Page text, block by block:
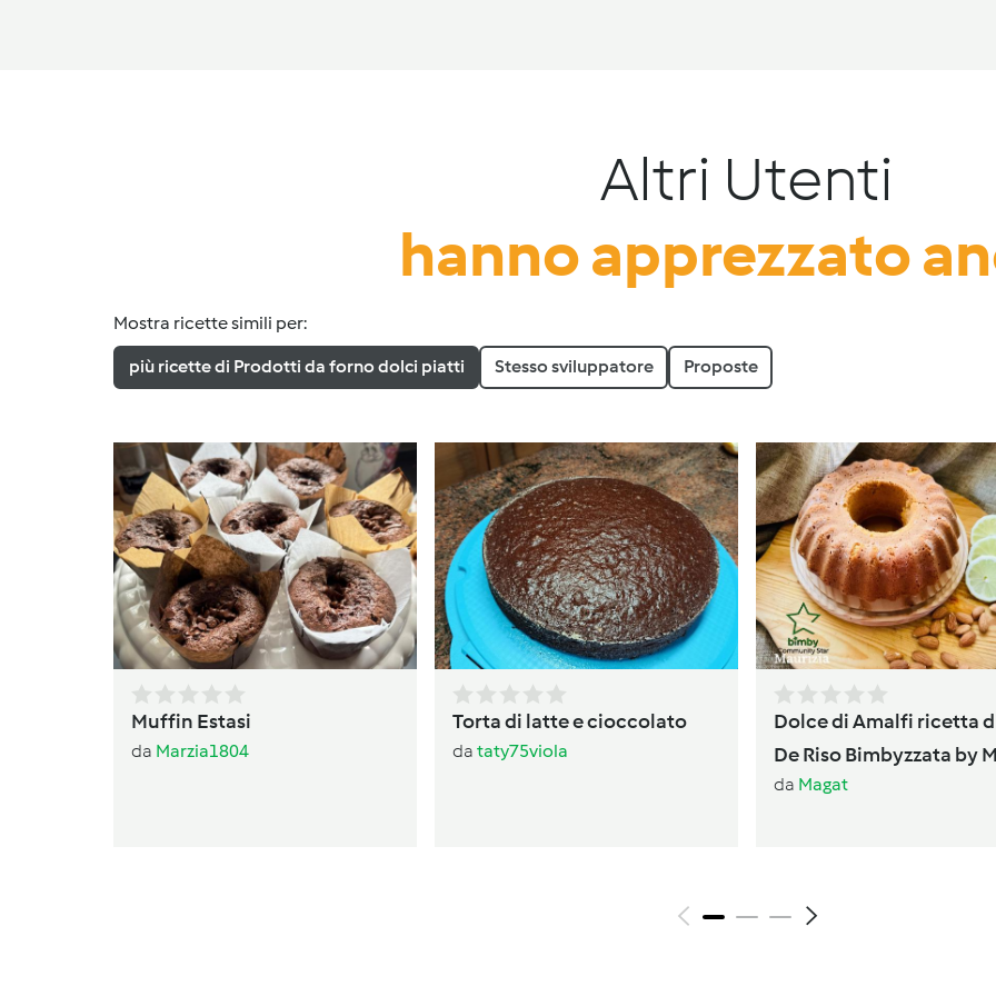
Altri Utenti
hanno apprezzato
Mostra ricette simili per:
più ricette di Prodotti da forno dolci piatti Stesso sviluppatore Proposte
Muffin Estasi
da Marzia1804
Torta di latte e cioccolato
da taty75viola
Dolce di Amalfi ricetta
De Riso Bimbyzzata by
da Magat